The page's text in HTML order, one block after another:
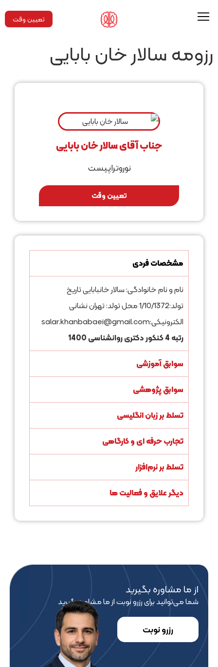
تعیین وقت
رزومه سالار خان بابایی
جناب آقای سالار خان بابایی
نوروتراپیست
تعیین وقت
مشخصات فردی
نام و نام خانوادگی: سالار خانبابایی تاریخ
تولد:1/10/1372 محل تولد: تهران نشانی
الکترونیکی:salar.khanbabaei@gmail.com
رتبه 4 کنکور دکتری روانشناسی 1400
سوابق آموزشی
سوابق پژوهشی
تسلط بر زبان انگلیسی
تجارب حرفه ای و کارگاهی
تسلط بر نرم‌افزار
دیگر علایق و فعالیت ها
از ما مشاوره بگیرید
شما می‎‌توانید برای رزرو نوبت از ما مشاوره بگیرید
رزرو نوبت